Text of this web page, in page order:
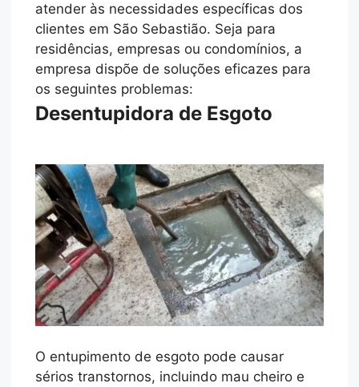
atender às necessidades específicas dos
clientes em São Sebastião. Seja para
residências, empresas ou condomínios, a
empresa dispõe de soluções eficazes para
os seguintes problemas:
Desentupidora de Esgoto
O entupimento de esgoto pode causar
sérios transtornos, incluindo mau cheiro e